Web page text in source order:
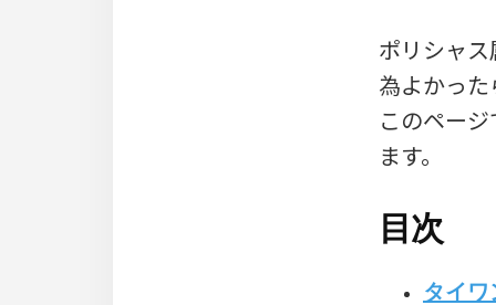
ポリシャ
為よかっ
このペー
ます。
目次
タイワ